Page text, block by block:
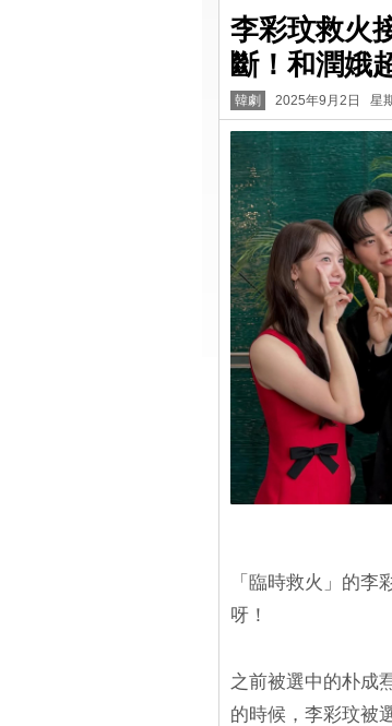
李彩玟救火
斷！和潤娥
韓劇 2025年9月2日 星
「臨時救火」的
呀！
之前被選中的朴成
的時候，李彩玟被